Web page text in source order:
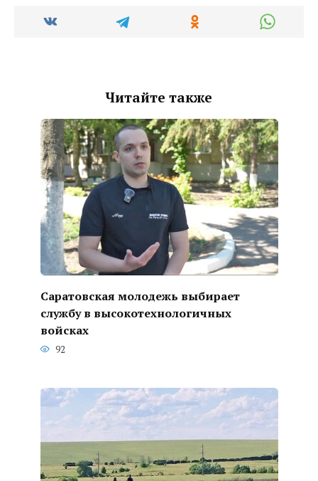
Читайте также
Саратовская молодежь выбирает
службу в высокотехнологичных
войсках
92